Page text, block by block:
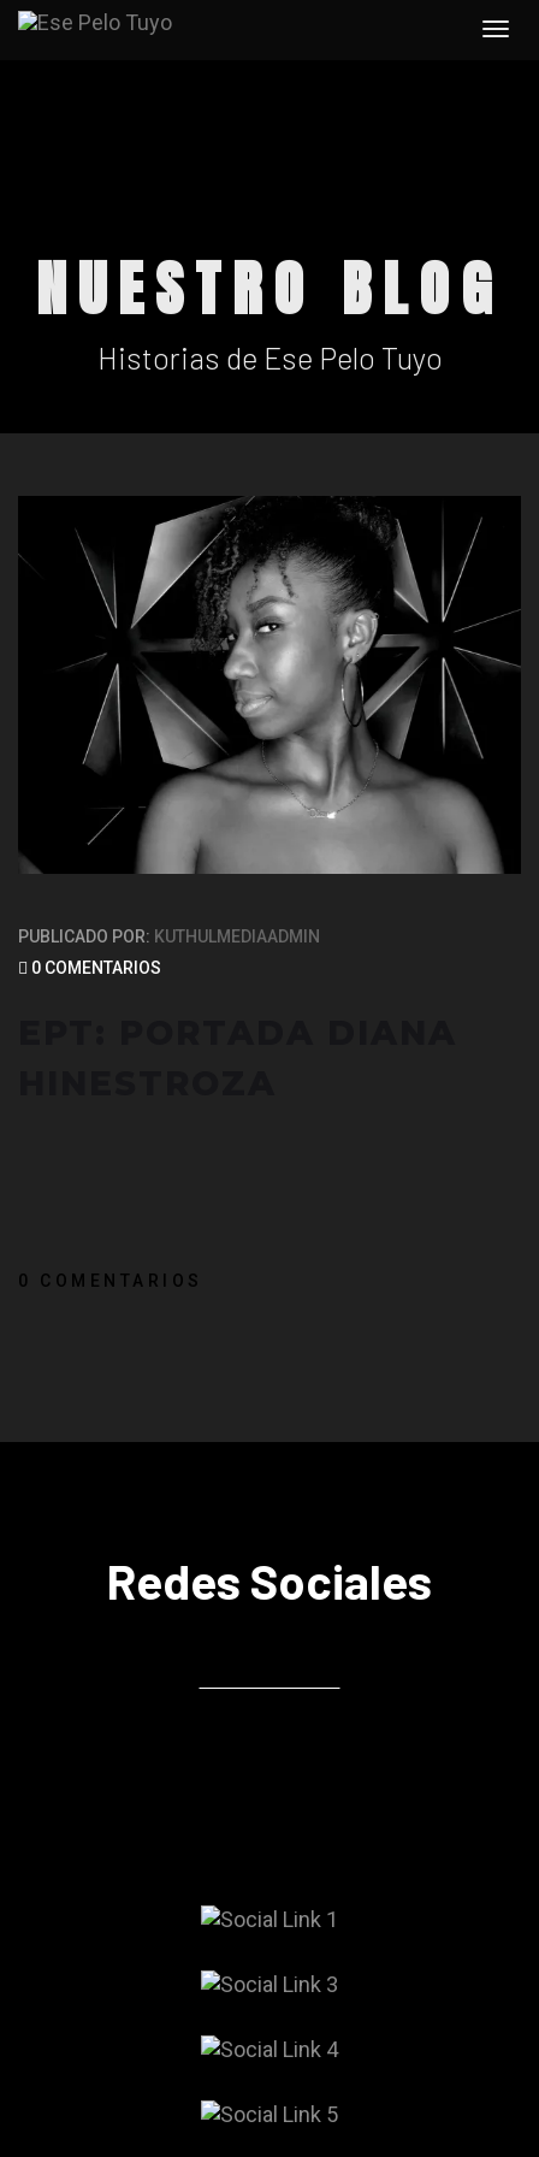
NUESTRO BLOG
Historias de Ese Pelo Tuyo
PUBLICADO POR: KUTHULMEDIAADMIN
0 COMENTARIOS
0 COMENTARIOS
Redes Sociales